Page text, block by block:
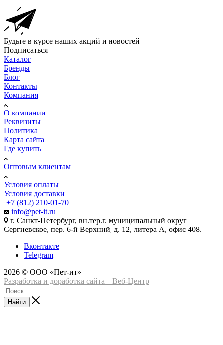
Будьте в курсе наших акций и новостей
Подписаться
Каталог
Бренды
Блог
Контакты
Компания
О компании
Реквизиты
Политика
Карта сайта
Где купить
Оптовым клиентам
Условия оплаты
Условия доставки
+7 (812) 210-01-70
info@pet-it.ru
г. Санкт-Петербург, вн.тер.г. муниципальный округ
Сергиевское, пер. 6-й Верхний, д. 12, литера А, офис 408.
Вконтакте
Telegram
2026 © ООО «Пет-ит»
Разработка и доработка сайта – Веб-Центр
Найти